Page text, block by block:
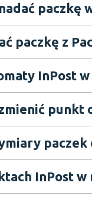
paczkę
paczkę z
punkt
paczek